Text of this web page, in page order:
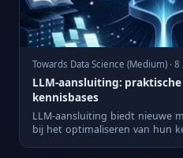
Towards Data Science (Medium) ·
LLM-aansluiting: praktische
kennisbases
LLM-aansluiting biedt nieuwe
bij het optimaliseren van hun